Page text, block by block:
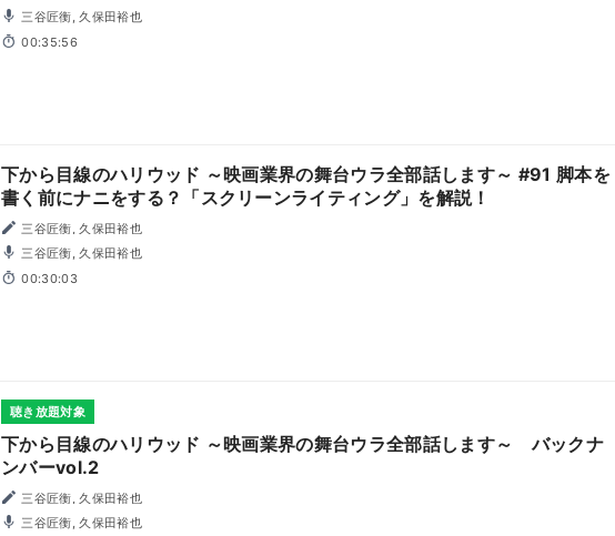
三谷匠衡, 久保田裕也
00:35:56
下から目線のハリウッド ～映画業界の舞台ウラ全部話します～ #91 脚本を
書く前にナニをする？「スクリーンライティング」を解説！
三谷匠衡, 久保田裕也
三谷匠衡, 久保田裕也
00:30:03
聴き放題対象
下から目線のハリウッド ～映画業界の舞台ウラ全部話します～ バックナ
ンバーvol.2
三谷匠衡, 久保田裕也
三谷匠衡, 久保田裕也